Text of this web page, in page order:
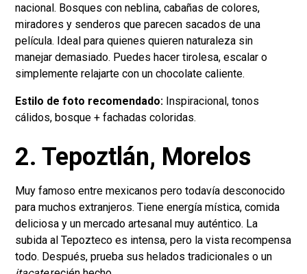
nacional. Bosques con neblina, cabañas de colores,
miradores y senderos que parecen sacados de una
película. Ideal para quienes quieren naturaleza sin
manejar demasiado. Puedes hacer tirolesa, escalar o
simplemente relajarte con un chocolate caliente.
Estilo de foto recomendado: Inspiracional, tonos
cálidos, bosque + fachadas coloridas.
2. Tepoztlán, Morelos
Muy famoso entre mexicanos pero todavía desconocido
para muchos extranjeros. Tiene energía mística, comida
deliciosa y un mercado artesanal muy auténtico. La
subida al Tepozteco es intensa, pero la vista recompensa
todo. Después, prueba sus helados tradicionales o un